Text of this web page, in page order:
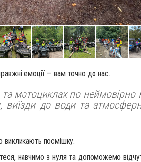
емоції — вам точно до нас.
мотоциклах по неймовірно
виїзди до води та
викликають посмішку.
навчимо з нуля та допоможемо